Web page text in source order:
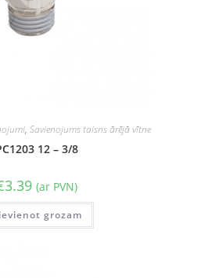
, Savienojums taisns ārējā vītne
12 – 3/8
3.39 (ar PVN)
grozam